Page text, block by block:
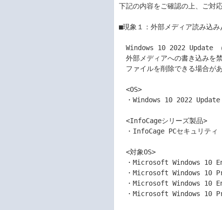
下記の内容をご確認の上、ご対
■現象１：外部メディア読み込
Windows 10 2022 Update （
外部メディアへの書き込みを
ファイルを削除できる場合が
<OS>
・Windows 10 2022 Update
<InfoCageシリーズ製品>
・InfoCage PCセキュリ
<対象OS>
・Microsoft Windows 10
・Microsoft Windows 10
・Microsoft Windows 10
・Microsoft Windows 10